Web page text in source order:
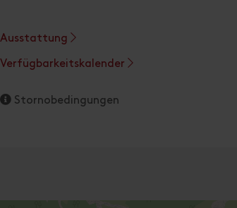
Ausstattung
Verfügbarkeitskalender
Stornobedingungen